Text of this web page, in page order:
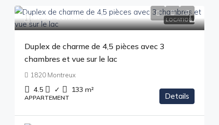
LOCATION
Prix sur demande
Duplex de charme de 4,5 pièces avec 3
chambres et vue sur le lac
1820 Montreux
4.5 ✓ 133 m²
APPARTEMENT Details